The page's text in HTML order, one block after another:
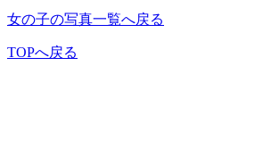
女の子の写真一覧へ戻る
TOPへ戻る